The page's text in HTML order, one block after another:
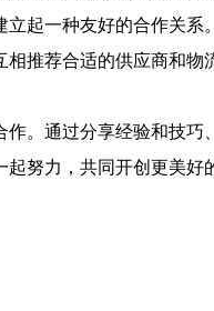
起一种友好的合作关系。
推荐合适的供应商和物
。通过分享经验和技
努力，共同开创更美好